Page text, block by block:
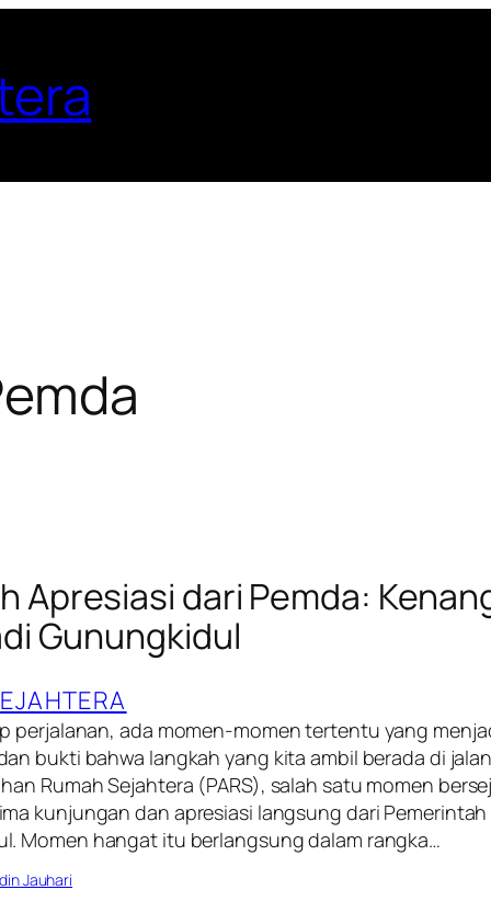
Apresiasi dari Pemda:
Gunungkidul
perjalanan, ada momen-momen tertentu yang
bukti bahwa langkah yang kita ambil berada di
Rumah Sejahtera (PARS), salah satu momen
kunjungan dan apresiasi langsung dari
Momen hangat itu berlangsung dalam rangka…
Jauhari